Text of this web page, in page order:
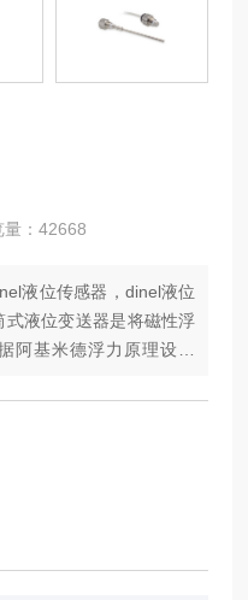
：42668
液位传感器，dinel液位
液位变送器是将磁性浮
阿基米德浮力原理设计
在工作时可以通过现场